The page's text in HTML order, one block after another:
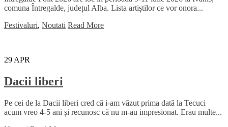
comuna Întregalde, județul Alba. Lista artiștilor ce vor onora...
Festivaluri, Noutati Read More
29 APR
Dacii liberi
Pe cei de la Dacii liberi cred că i-am văzut prima dată la Tecuci
acum vreo 4-5 ani și recunosc că nu m-au impresionat. Erau multe...